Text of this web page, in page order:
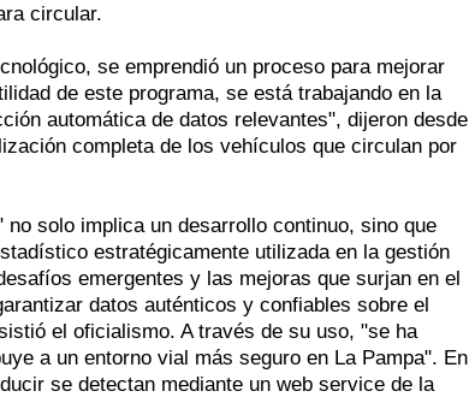
circular.
se emprendió un proceso para mejorar
de este programa, se está trabajando en la
automática de datos relevantes", dijeron desde
completa de los vehículos que circulan por
solo implica un desarrollo continuo, sino que
estratégicamente utilizada en la gestión
emergentes y las mejoras que surjan en el
datos auténticos y confiables sobre el
el oficialismo. A través de su uso, "se ha
a un entorno vial más seguro en La Pampa". En
se detectan mediante un web service de la